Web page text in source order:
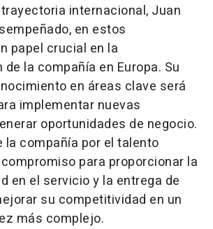
internacional, Juan
en estos
papel crucial en la
la compañía en Europa. Su
en áreas clave será
implementar nuevas
oportunidades de negocio.
la compañía por el talento
para proporcionar la
en el servicio y la entrega de
su competitividad en un
más complejo.